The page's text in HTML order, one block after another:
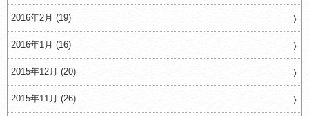
2016年2月 (19)
2016年1月 (16)
2015年12月 (20)
2015年11月 (26)